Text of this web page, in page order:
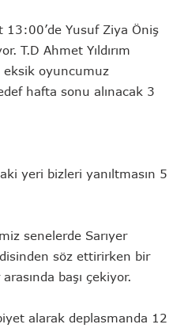
13:00’de Yusuf Ziya Öniş
T.D Ahmet Yıldırım
eksik oyuncumuz
hafta sonu alınacak 3
yeri bizleri yanıltmasın 5
senelerde Sarıyer
söz ettirirken bir
başı çekiyor.
alarak deplasmanda 12